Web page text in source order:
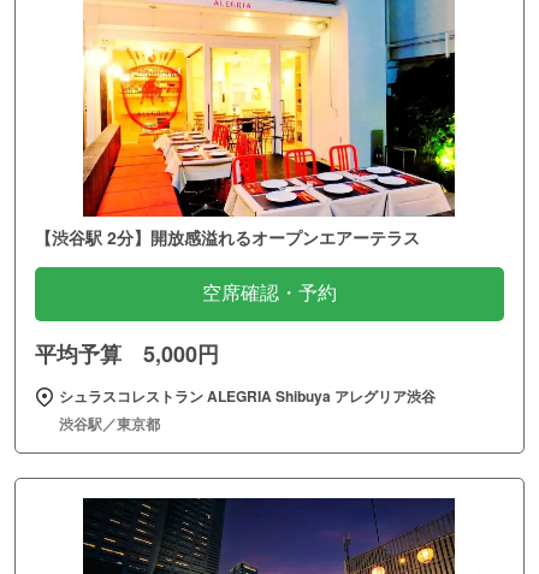
【渋谷駅 2分】開放感溢れるオープンエアーテラス
空席確認・予約
平均予算 5,000円
シュラスコレストラン ALEGRIA Shibuya アレグリア渋谷
渋谷駅／東京都